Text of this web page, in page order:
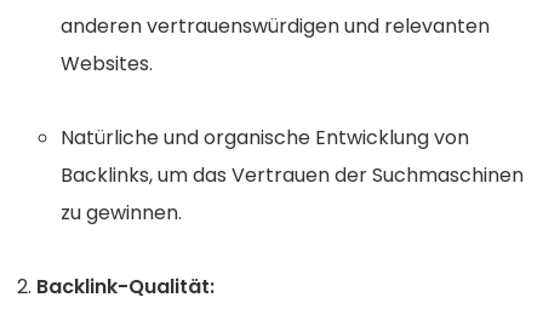
anderen vertrauenswürdigen und relevanten
Websites.
Natürliche und organische Entwicklung von
Backlinks, um das Vertrauen der Suchmaschinen
zu gewinnen.
Backlink-Qualität: